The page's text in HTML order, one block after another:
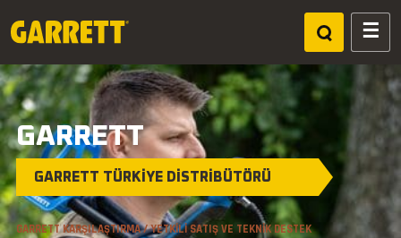
Vortex VX9 ACE Apex
GARRETT
GARRETT TÜRKİYE DİSTRİBÜTÖRÜ
GARRETT KARŞILAŞTIRMA / YETKILI SATIŞ VE TEKNIK DESTEK